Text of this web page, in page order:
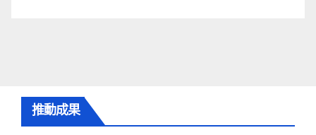
推動成果